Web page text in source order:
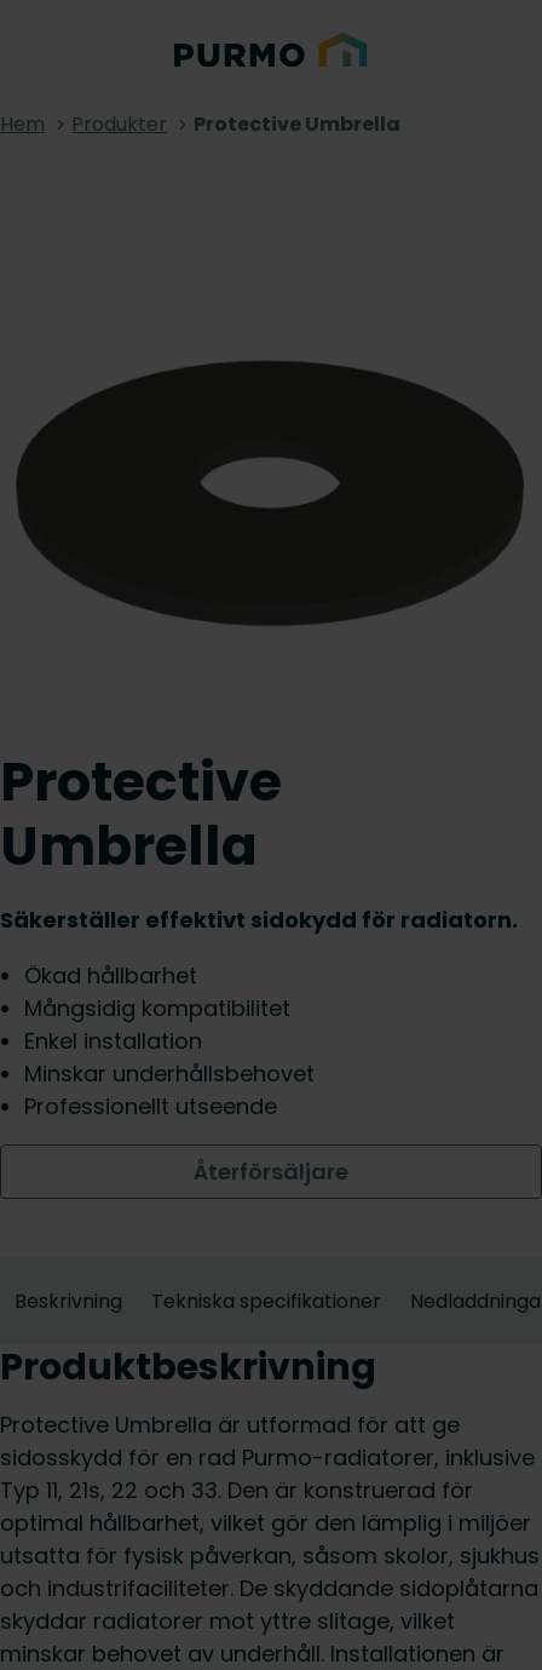
Hem Produkter Protective Umbrella
Protective
Umbrella
Säkerställer effektivt sidokydd för radiatorn.
Ökad hållbarhet
Mångsidig kompatibilitet
Enkel installation
Minskar underhållsbehovet
Professionellt utseende
Återförsäljare
Beskrivning Tekniska specifikationer
Produktbeskrivning
Protective Umbrella är utformad för att ge
sidosskydd för en rad Purmo-radiatorer, inklusive
Typ 11, 21s, 22 och 33. Den är konstruerad för
optimal hållbarhet, vilket gör den lämplig i miljöer
utsatta för fysisk påverkan, såsom skolor, sjukhus
och industrifaciliteter. De skyddande sidoplåtarna
skyddar radiatorer mot yttre slitage, vilket
minskar behovet av underhåll. Installationen är